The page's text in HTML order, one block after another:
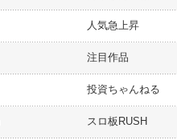
人気急上昇
注目作品
投資ちゃんねる
スロ板RUSH